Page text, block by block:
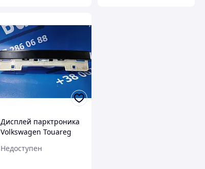
Дисплей парктроника
Volkswagen Touareg
7L6919473D
Недоступен